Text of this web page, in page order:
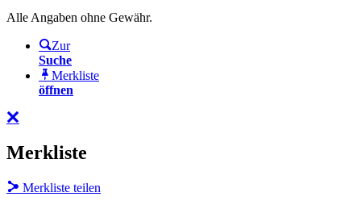
Alle Angaben ohne Gewähr.
Zur
Suche
Merkliste
öffnen
Merkliste
Merkliste teilen